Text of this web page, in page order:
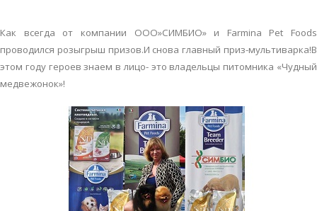
Как всегда от компании ООО»СИМБИО» и Farmina Pet Foods
проводился розыгрыш призов.И снова главный приз-мультиварка!В
этом году героев знаем в лицо- это владельцы питомника «Чудный
медвежонок»!